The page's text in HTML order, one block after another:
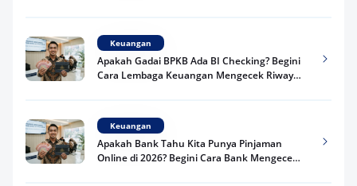
Keuangan
Apakah Gadai BPKB Ada BI Checking? Begini
Cara Lembaga Keuangan Mengecek Riwayat
Keuangan
Apakah Bank Tahu Kita Punya Pinjaman
Online di 2026? Begini Cara Bank Mengecek